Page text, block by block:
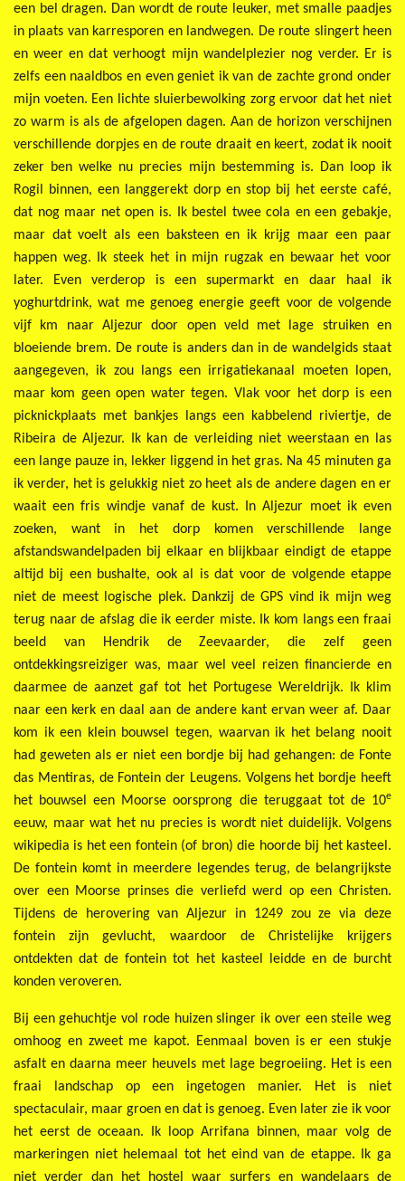
een bel dragen. Dan wordt de route leuker, met smalle paadjes
in plaats van karresporen en landwegen. De route slingert heen
en weer en dat verhoogt mijn wandelplezier nog verder. Er is
zelfs een naaldbos en even geniet ik van de zachte grond onder
mijn voeten. Een lichte sluierbewolking zorg ervoor dat het niet
zo warm is als de afgelopen dagen. Aan de horizon verschijnen
verschillende dorpjes en de route draait en keert, zodat ik nooit
zeker ben welke nu precies mijn bestemming is. Dan loop ik
Rogil binnen, een langgerekt dorp en stop bij het eerste café,
dat nog maar net open is. Ik bestel twee cola en een gebakje,
maar dat voelt als een baksteen en ik krijg maar een paar
happen weg. Ik steek het in mijn rugzak en bewaar het voor
later. Even verderop is een supermarkt en daar haal ik
yoghurtdrink, wat me genoeg energie geeft voor de volgende
vijf km naar Aljezur door open veld met lage struiken en
bloeiende brem. De route is anders dan in de wandelgids staat
aangegeven, ik zou langs een irrigatiekanaal moeten lopen,
maar kom geen open water tegen. Vlak voor het dorp is een
picknickplaats met bankjes langs een kabbelend riviertje, de
Ribeira de Aljezur. Ik kan de verleiding niet weerstaan en las
een lange pauze in, lekker liggend in het gras. Na 45 minuten ga
ik verder, het is gelukkig niet zo heet als de andere dagen en er
waait een fris windje vanaf de kust. In Aljezur moet ik even
zoeken, want in het dorp komen verschillende lange
afstandswandelpaden bij elkaar en blijkbaar eindigt de etappe
altijd bij een bushalte, ook al is dat voor de volgende etappe
niet de meest logische plek. Dankzij de GPS vind ik mijn weg
terug naar de afslag die ik eerder miste. Ik kom langs een fraai
beeld van Hendrik de Zeevaarder, die zelf geen
ontdekkingsreiziger was, maar wel veel reizen financierde en
daarmee de aanzet gaf tot het Portugese Wereldrijk. Ik klim
naar een kerk en daal aan de andere kant ervan weer af. Daar
kom ik een klein bouwsel tegen, waarvan ik het belang nooit
had geweten als er niet een bordje bij had gehangen: de Fonte
das Mentiras, de Fontein der Leugens. Volgens het bordje heeft
het bouwsel een Moorse oorsprong die teruggaat tot de 10e
eeuw, maar wat het nu precies is wordt niet duidelijk. Volgens
wikipedia is het een fontein (of bron) die hoorde bij het kasteel.
De fontein komt in meerdere legendes terug, de belangrijkste
over een Moorse prinses die verliefd werd op een Christen.
Tijdens de herovering van Aljezur in 1249 zou ze via deze
fontein zijn gevlucht, waardoor de Christelijke krijgers
ontdekten dat de fontein tot het kasteel leidde en de burcht
konden veroveren.
Bij een gehuchtje vol rode huizen slinger ik over een steile weg
omhoog en zweet me kapot. Eenmaal boven is er een stukje
asfalt en daarna meer heuvels met lage begroeiing. Het is een
fraai landschap op een ingetogen manier. Het is niet
spectaculair, maar groen en dat is genoeg. Even later zie ik voor
het eerst de oceaan. Ik loop Arrifana binnen, maar volg de
markeringen niet helemaal tot het eind van de etappe. Ik ga
niet verder dan het hostel waar surfers en wandelaars de